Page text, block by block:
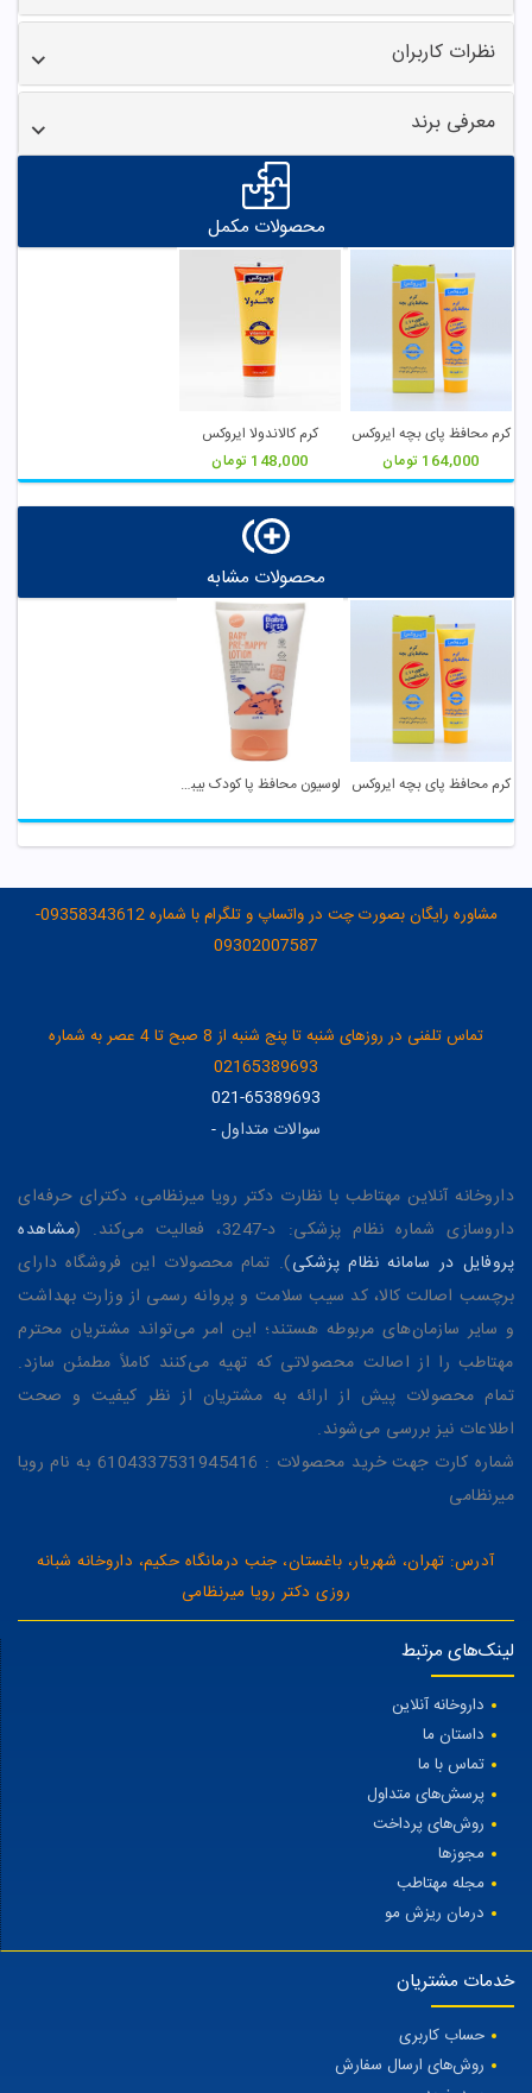
نظرات کاربران
معرفی برند
محصولات مکمل
کرم محافظ پای بچه ایروکس
164,000 تومان
کرم کالاندولا ایروکس
148,000 تومان
محصولات مشابه
کرم محافظ پای بچه ایروکس لوسیون محافظ پا کودک بیبی فرست
مشاوره رایگان بصورت چت در واتساپ و تلگرام با شماره 09358343612-
09302007587
تماس تلفنی در روزهای شنبه تا پنج شنبه از 8 صبح تا 4 عصر به شماره
02165389693
021-65389693
سوالات متداول-
داروخانه آنلاین مهتاطب با نظارت دکتر رویا میرنظامی، دکترای حرفه‌ای
داروسازی شماره نظام پزشکی: د-3247، فعالیت می‌کند. (
مشاهده
پروفایل در سامانه نظام پزشکی). تمام محصولات این فروشگاه دارای
برچسب اصالت کالا، کد سیب سلامت و پروانه رسمی از وزارت بهداشت
و سایر سازمان‌های مربوطه هستند؛ این امر می‌تواند مشتریان محترم
مهتاطب را از اصالت محصولاتی که تهیه می‌کنند کاملاً مطمئن سازد.
تمام محصولات پیش از ارائه به مشتریان از نظر کیفیت و صحت
اطلاعات نیز بررسی می‌شوند.
شماره کارت جهت خرید محصولات : 6104337531945416 به نام رویا
میرنظامی
آدرس: تهران، شهریار، باغستان، جنب درمانگاه حکیم، داروخانه شبانه
روزی دکتر رویا میرنظامی
لینک‌های مرتبط
داروخانه آنلاین
داستان ما
تماس با ما
پرسش‌های متداول
روش‌های پرداخت
مجوزها
مجله مهتاطب
درمان ریزش مو
خدمات مشتریان
حساب کاربری
روش‌های ارسال سفارش